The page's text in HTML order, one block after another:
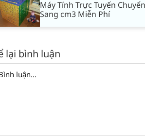
Máy Tính Trực Tuyến
Sang cm3 Miễn Phí
lại bình luận